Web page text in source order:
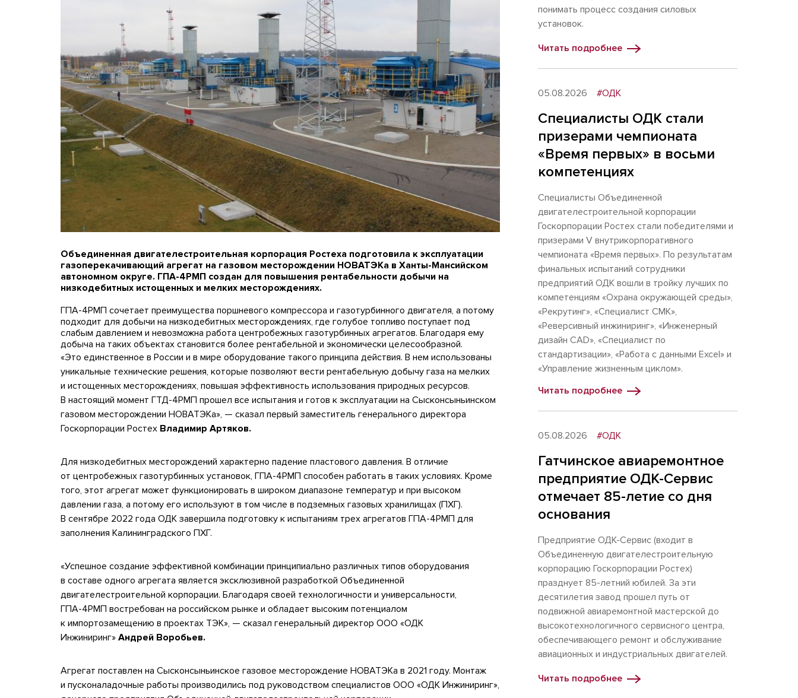
Объединенная двигателестроительная корпорация Ростеха подготовила к эксплуатации
газоперекачивающий агрегат на газовом месторождении НОВАТЭКа в Ханты-Мансийском
автономном округе. ГПА-4РМП создан для повышения рентабельности добычи на
низкодебитных истощенных и мелких месторождениях.
ГПА-4РМП сочетает преимущества поршневого компрессора и газотурбинного двигателя, а потому
подходит для добычи на низкодебитных месторождениях, где голубое топливо поступает под
слабым давлением и невозможна работа центробежных газотурбинных агрегатов. Благодаря ему
добыча на таких объектах становится более рентабельной и экономически целесообразной.
«Это единственное в России и в мире оборудование такого принципа действия. В нем использованы
уникальные технические решения, которые позволяют вести рентабельную добычу газа на мелких
и истощенных месторождениях, повышая эффективность использования природных ресурсов.
В настоящий момент ГТД-4РМП прошел все испытания и готов к эксплуатации на Сысконсыньинском
газовом месторождении НОВАТЭКа», — сказал первый заместитель генерального директора
Госкорпорации Ростех Владимир Артяков.
Для низкодебитных месторождений характерно падение пластового давления. В отличие
от центробежных газотурбинных установок, ГПА-4РМП способен работать в таких условиях. Кроме
того, этот агрегат может функционировать в широком диапазоне температур и при высоком
давлении газа, а потому его используют в том числе в подземных газовых хранилищах (ПХГ).
В сентябре 2022 года ОДК завершила подготовку к испытаниям трех агрегатов ГПА-4РМП для
заполнения Калининградского ПХГ.
«Успешное создание эффективной комбинации принципиально различных типов оборудования
в составе одного агрегата является эксклюзивной разработкой Объединенной
двигателестроительной корпорации. Благодаря своей технологичности и универсальности,
ГПА-4РМП востребован на российском рынке и обладает высоким потенциалом
к импортозамещению в проектах ТЭК», — сказал генеральный директор ООО «ОДК
Инжиниринг» Андрей Воробьев.
Агрегат поставлен на Сысконсыньинское газовое месторождение НОВАТЭКа в 2021 году. Монтаж
и пусконаладочные работы производились под руководством специалистов ООО «ОДК Инжиниринг»,
понимать процесс создания силовых
установок.
Читать подробнее
05.08.2026 #ОДК
Специалисты ОДК стали
призерами чемпионата
«Время первых» в восьми
компетенциях
Специалисты Объединенной
двигателестроительной корпорации
Госкорпорации Ростех стали победителями и
призерами V внутрикорпоративного
чемпионата «Время первых». По результатам
финальных испытаний сотрудники
предприятий ОДК вошли в тройку лучших по
компетенциям «Охрана окружающей среды»,
«Рекрутинг», «Специалист СМК»,
«Реверсивный инжиниринг», «Инженерный
дизайн CAD», «Специалист по
стандартизации», «Работа с данными Excel» и
«Управление жизненным циклом».
Читать подробнее
05.08.2026 #ОДК
Гатчинское авиаремонтное
предприятие ОДК-Сервис
отмечает 85-летие со дня
основания
Предприятие ОДК-Сервис (входит в
Объединенную двигателестроительную
корпорацию Госкорпорации Ростех)
празднует 85-летний юбилей. За эти
десятилетия завод прошел путь от
подвижной авиаремонтной мастерской до
высокотехнологичного сервисного центра,
обеспечивающего ремонт и обслуживание
авиационных и индустриальных двигателей.
Читать подробнее